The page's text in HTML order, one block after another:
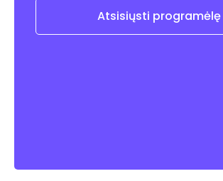
Atsisiųsti programėlę